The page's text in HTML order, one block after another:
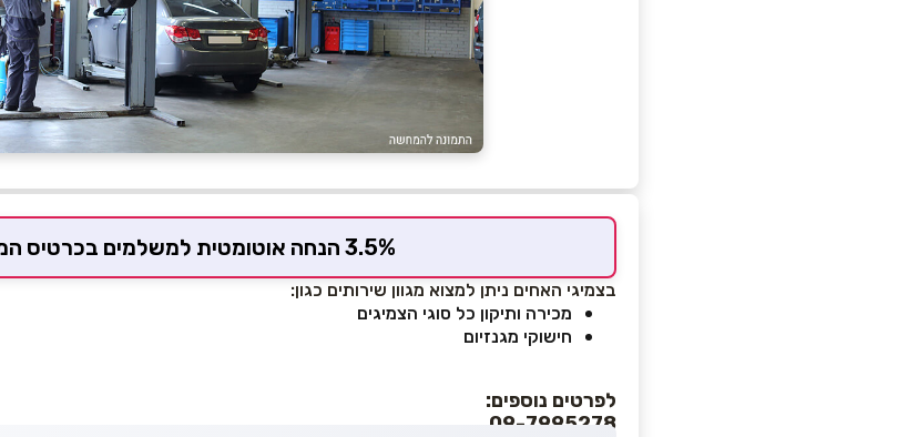
3.5% הנחה אוטומטית למשלמים בכרטיס המועדון
בצמיגי האחים ניתן למצוא מגוון שירותים כגון:
מכירה ותיקון כל סוגי הצמיגים
חישוקי מגנזיום
לפרטים נוספים:
09-7995278